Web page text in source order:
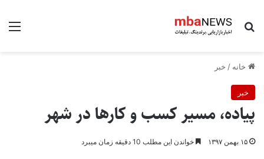
جستجو برای
خانه / خبر
خبر
پیاده، مسیر کسب و کارها در شهر
۱۵ بهمن ۱۳۹۷ خواندن این مطلب 10 دقیقه زمان میبرد